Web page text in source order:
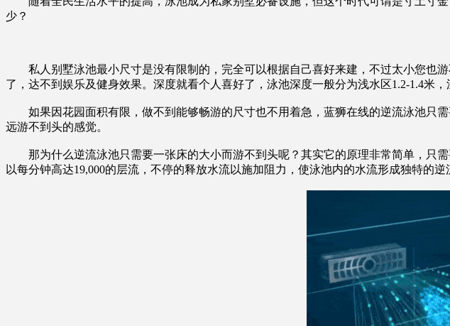
少？
私人别墅泳池最小尺寸是没有限制的，完全可以根据自己喜好来建，不过太小您也
了，达不到娱乐及健身效果。深度就看个人喜好了，泳池深度一般分为浅水区1.2-1.4米
如果因花园面积有限，做不到能够畅游的尺寸也不用着急，蓝狮在线的逆流泳池只
远游不到头的感觉。
那为什么逆流泳池只需要一张床的大小而游不到头呢？其实它的原理非常简单，只需
以每分钟高达19,000的层流，不停的释放水流以施加阻力，使泳池内的水流形成独特的逆